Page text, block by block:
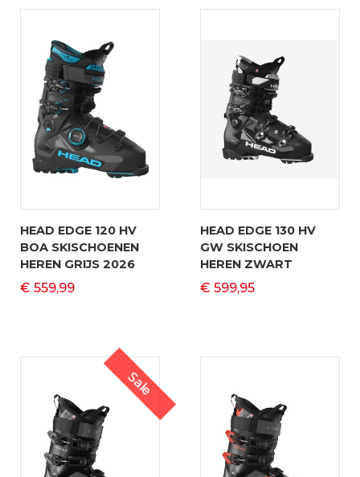
HEAD EDGE 120 HV
BOA SKISCHOENEN
HEREN GRIJS 2026
€ 559,99
HEAD EDGE 130 HV
GW SKISCHOEN
HEREN ZWART
€ 599,95
Sale